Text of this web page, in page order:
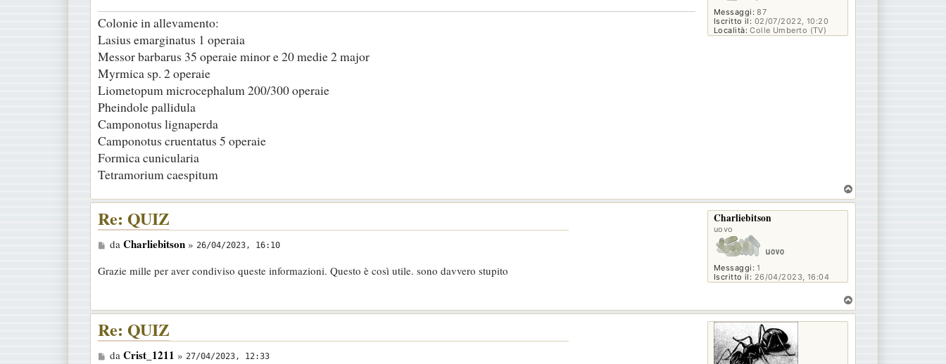
Messaggi: 87
Iscritto il: 02/07/2022, 10:20
Località: Colle Umberto (TV)
g
i
o
Colonie in allevamento:
Lasius emarginatus 1 operaia
Messor barbarus 35 operaie minor e 20 medie 2 major
Myrmica sp. 2 operaie
Liometopum microcephalum 200/300 operaie
Pheindole pallidula
Camponotus lignaperda
Camponotus cruentatus 5 operaie
Formica cunicularia
Tetramorium caespitum
o
Charliebitson
uovo
Messaggi: 1
Iscritto il: 26/04/2023, 16:04
Re: QUIZ
M
s
a
g
g
da Charliebitson» 26/04/2023, 16:10
Grazie mille per aver condiviso queste informazioni. Questo è così utile. sono davvero stupito
o
Re: QUIZ
M
da Crist_1211 » 27/04/2023, 12:33